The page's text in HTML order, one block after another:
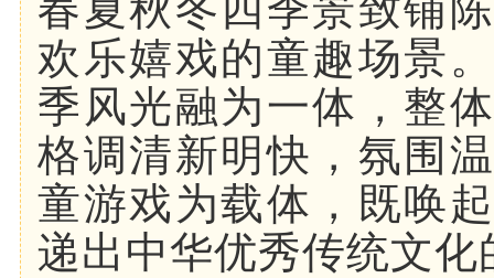
春夏秋冬四季景致铺
欢乐嬉戏的童趣场景
季风光融为一体，整
格调清新明快，氛围
童游戏为载体，既唤
递出中华优秀传统文